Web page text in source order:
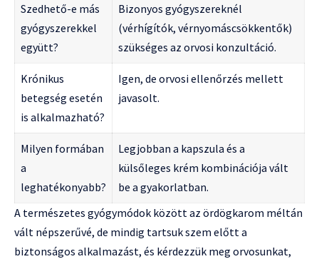
Szedhető-e más
gyógyszerekkel
együtt?
Bizonyos gyógyszereknél
(vérhígítók, vérnyomáscsökkentők)
szükséges az orvosi konzultáció.
Krónikus
betegség esetén
is alkalmazható?
Igen, de orvosi ellenőrzés mellett
javasolt.
Milyen formában
a
leghatékonyabb?
Legjobban a kapszula és a
külsőleges krém kombinációja vált
be a gyakorlatban.
A természetes gyógymódok között az ördögkarom méltán
vált népszerűvé, de mindig tartsuk szem előtt a
biztonságos alkalmazást, és kérdezzük meg orvosunkat,